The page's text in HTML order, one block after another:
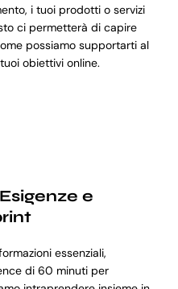
i tuoi prodotti o servizi
ci permetterà di capire
possiamo supportarti al
obiettivi online.
e
essenziali,
di 60 minuti per